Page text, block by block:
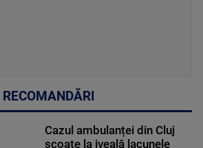
RECOMANDĂRI
Cazul ambulanței din Cluj
scoate la iveală lacunele